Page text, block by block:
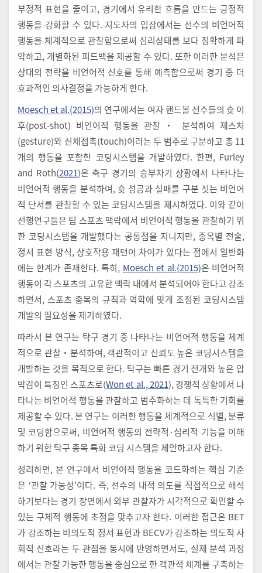
부정적 표현을 줄이고, 경기에서 유리한 흐름을 만드는 긍정적
행동을 강화할 수 있다. 지도자의 입장에서는 선수의 비언어적
행동을 체계적으로 관찰함으로써 심리상태를 보다 정확하게 파
악하고, 개별화된 피드백을 제공할 수 있다. 또한 이러한 분석은
상대의 전략을 비언어적 신호를 통해 예측함으로써 경기 중 더
효과적인 의사결정을 가능하게 한다.
Moesch et al.(2015)의 연구에서는 여자 핸드볼 선수들의 슛 이
후(post-shot) 비언어적 행동을 관찰・ 분석하여 제스처
(gesture)와 신체접촉(touch)이라는 두 범주로 구분하고 총 11
개의 행동을 포함한 코딩시스템을 개발하였다. 한편, Furley
and Roth(2021)은 축구 경기의 승부차기 상황에서 나타나는
비언어적 행동을 분석하여, 슛 성공과 실패를 구분 짓는 비언어
적 단서를 관찰할 수 있는 코딩시스템을 제시하였다. 이와 같이
선행연구들은 팀 스포츠 맥락에서 비언어적 행동을 관찰하기 위
한 코딩시스템을 개발했다는 공통점을 지니지만, 종목별 전술,
정서 표현 방식, 상호작용 패턴이 차이가 있다는 점에서 일반화
에는 한계가 존재한다. 특히, Moesch et al.(2015)은 비언어적
행동이 각 스포츠의 고유한 맥락 내에서 분석되어야 한다고 강조
하면서, 스포츠 종목의 규칙과 역학에 맞게 조정된 코딩시스템
개발의 필요성을 제기하였다.
따라서 본 연구는 탁구 경기 중 나타나는 비언어적 행동을 체계
적으로 관찰・분석하여, 객관적이고 신뢰도 높은 코딩시스템을
개발하는 것을 목적으로 한다. 탁구는 빠른 경기 전개와 높은 압
박감이 특징인 스포츠로(Won et al., 2021), 경쟁적 상황에서 나
타나는 비언어적 행동을 관찰하고 범주화하는 데 독특한 기회를
제공할 수 있다. 본 연구는 이러한 행동을 체계적으로 식별, 분류
및 코딩함으로써, 비언어적 행동의 전략적·심리적 기능을 이해
하기 위한 탁구 종목 특화 코딩 시스템을 제안하고자 한다.
정리하면, 본 연구에서 비언어적 행동을 코드화하는 핵심 기준
은 ‘관찰 가능성’이다. 즉, 선수의 내적 의도를 직접적으로 해석
하기보다는 경기 장면에서 외부 관찰자가 시각적으로 확인할 수
있는 구체적 행동에 초점을 맞추고자 한다. 이러한 접근은 BET
가 강조하는 비의도적 정서 표현과 BECV가 강조하는 의도적 사
회적 신호라는 두 관점을 동시에 반영하면서도, 실제 분석 과정
에서는 관찰 가능한 행동을 중심으로 한 객관적 체계를 구축하는